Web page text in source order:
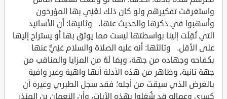
واستغرقت تفكيرهم ولو كان ذلك لعُنِي بها المؤرخون
وأسهبوا في ذكرها والحديث عنها. وثانيها: أن الأسانيد
التي نُقِلَت إلينا بواسطتها ليست مما يوثق بها أو يستراح إليها
على الأقل. وثالثها: أنه عليه الصلاة والسلام غنِيٌّ عنها
بكفاحه وجهاده من جهة، وبِمَا لَهُ من المزايا والمناقب من
جهة ثانية، وظاهر من هذه الأدلة أنها واهية وغير وافية
بالغرض الذي سيقت من أجله؛ فقد سجل الطبري وغيره أن
كسرى وعماله قد شُغِلوا بهذه الآيات، وأن النعمان بن المنذر